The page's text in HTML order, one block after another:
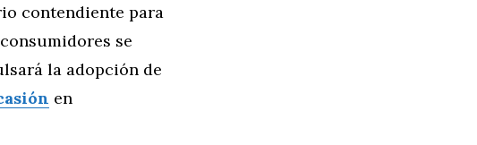
contendiente para
se
la adopción de
en